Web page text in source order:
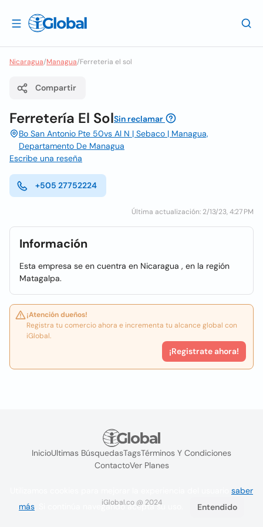
Nicaragua/Managua/Ferreteria el sol
Compartir
Ferretería El SolSin reclamar
Bo San Antonio Pte 50vs Al N | Sebaco | Managua,
Departamento De Managua
Escribe una reseña
+505 27752224
Última actualización: 2/13/23, 4:27 PM
Información
Esta empresa se en cuentra en Nicaragua , en la región
Matagalpa.
¡Atención dueños!
Registra tu comercio ahora e incrementa tu alcance global con
iGlobal.
¡Registrate ahora!
InicioUltimas BúsquedasTagsTérminos Y Condiciones
ContactoVer Planes
iGlobal.co @ 2024
saber
más . Si continúa navegando acepta su uso. Entendido